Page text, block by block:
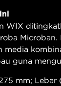
WIX
Microban.
media
guna
mm; Lebar